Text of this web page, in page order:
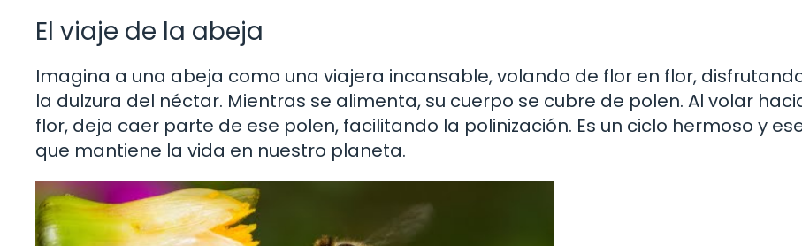
El viaje de la abeja
Imagina a una abeja como una viajera incansable, volando de flor en flor,
la dulzura del néctar. Mientras se alimenta, su cuerpo se cubre de polen. Al volar
flor, deja caer parte de ese polen, facilitando la polinización. Es un ciclo hermoso y
que mantiene la vida en nuestro planeta.